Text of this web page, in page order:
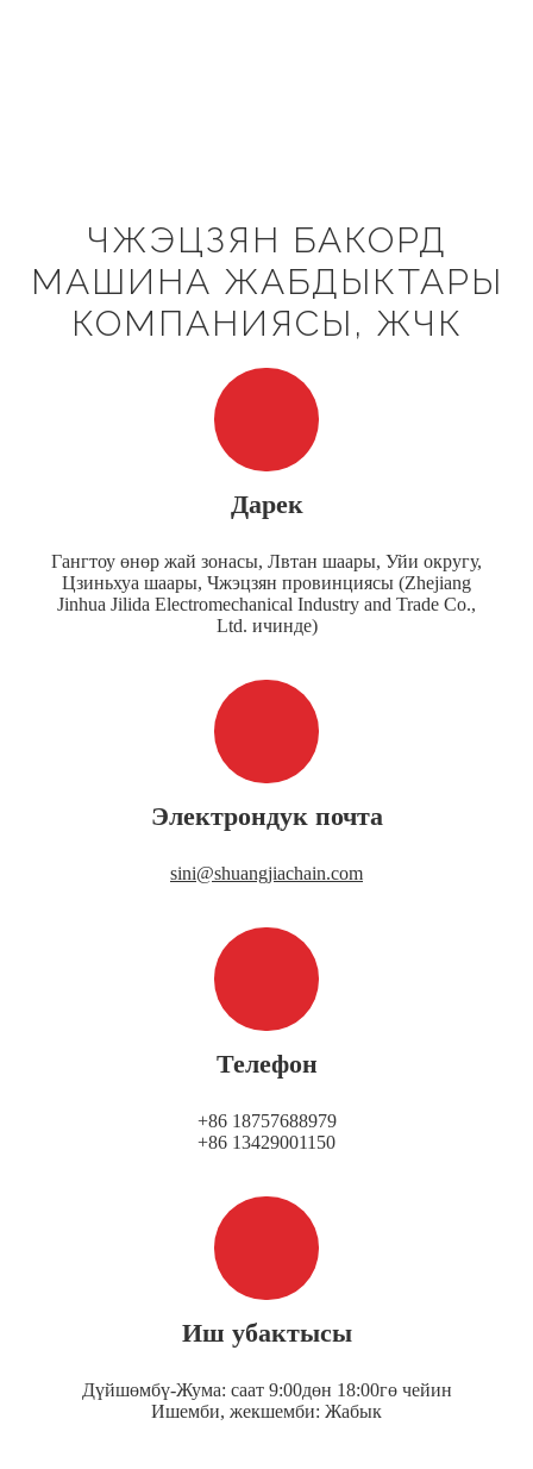
ЧЖЭЦЗЯН БАКОРД
МАШИНА ЖАБДЫКТАРЫ
КОМПАНИЯСЫ, ЖЧК
Дарек
Гангтоу өнөр жай зонасы, Лвтан шаары, Уйи округу,
Цзиньхуа шаары, Чжэцзян провинциясы (Zhejiang
Jinhua Jilida Electromechanical Industry and Trade Co.,
Ltd. ичинде)
Электрондук почта
sini@shuangjiachain.com
Телефон
+86 18757688979
+86 13429001150
Иш убактысы
Дүйшөмбү-Жума: саат 9:00дөн 18:00гө чейин
Ишемби, жекшемби: Жабык